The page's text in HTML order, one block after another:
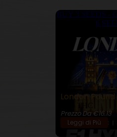
BUY 3 SEEDS -
6
London
Prezzo Da €16.13
Leggi di Più